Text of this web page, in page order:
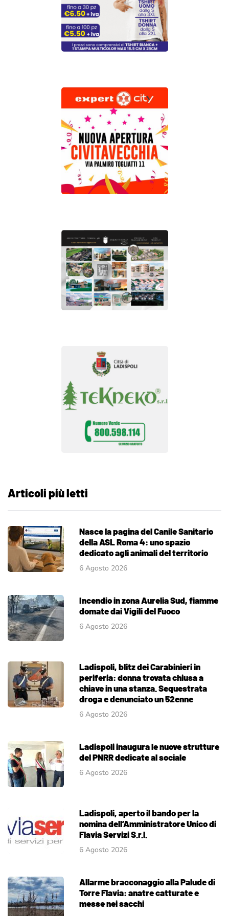
Articoli più letti
Nasce la pagina del Canile Sanitario
della ASL Roma 4: uno spazio
dedicato agli animali del territorio
6 Agosto 2026
Incendio in zona Aurelia Sud, fiamme
domate dai Vigili del Fuoco
6 Agosto 2026
Ladispoli, blitz dei Carabinieri in
periferia: donna trovata chiusa a
chiave in una stanza. Sequestrata
droga e denunciato un 52enne
6 Agosto 2026
Ladispoli inaugura le nuove strutture
del PNRR dedicate al sociale
6 Agosto 2026
Ladispoli, aperto il bando per la
nomina dell’Amministratore Unico di
Flavia Servizi S.r.l.
6 Agosto 2026
Allarme bracconaggio alla Palude di
Torre Flavia: anatre catturate e
messe nei sacchi